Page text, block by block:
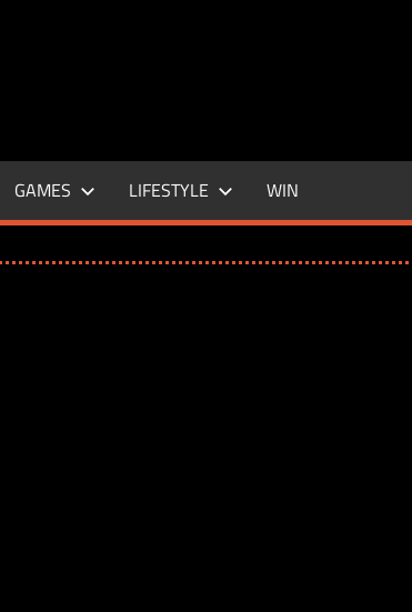
GAMES LIFESTYLE WIN